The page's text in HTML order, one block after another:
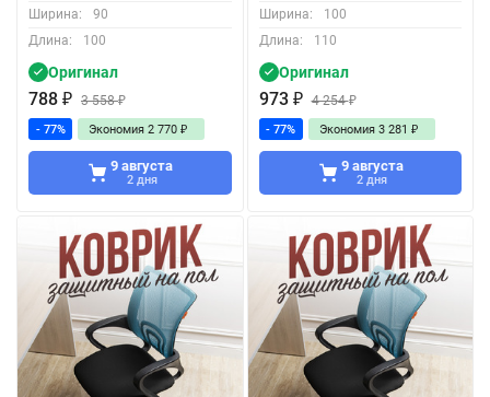
Ширина:
90
Длина:
100
Оригинал
788 ₽ 3 558₽
- 77% Экономия 2 770 ₽
9 августа
2 дня
Ширина:
100
Длина:
110
Оригинал
973 ₽ 4 254₽
- 77% Экономия 3 281 ₽
9 августа
2 дня